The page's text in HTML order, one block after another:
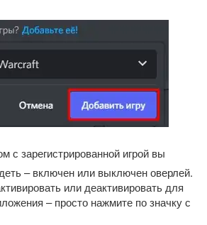
с зарегистрированной игрой вы
– включен или выключен оверлей.
или деактивировать для
– просто нажмите по значку с